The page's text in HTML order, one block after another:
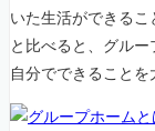
いた生活ができる
と比べると、グルー
自分でできること